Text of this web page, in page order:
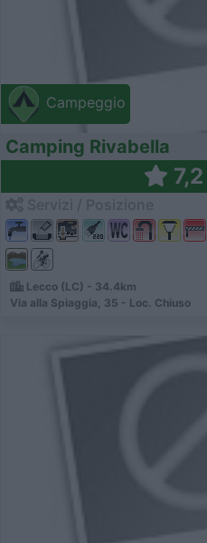
Campeggio
Camping Rivabella
7,2
Lecco (LC) - 34.4km
Via alla Spiaggia, 35 - Loc. Chiuso